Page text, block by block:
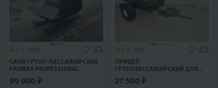
САНИ ГРУЗО-ПАССАЖИРСКИЕ
PROMAX PROFESSIONAL
99 900 ₽
ПРИЦЕП
ГРУЗОПАССАЖИРСКИЙ ДЛЯ
МОТОБУКСИРОВЩИКА СО
СЪЕМНЫМИ САНЯМИ
27 500 ₽